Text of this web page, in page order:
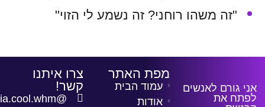
"זה משהו רוחני? זה נשמע לי הזוי"
גורם לאנשים
את
מפת האתר
עמוד הבית
אודות
צרו איתנו
קשר!
@zhenia.cool.whm